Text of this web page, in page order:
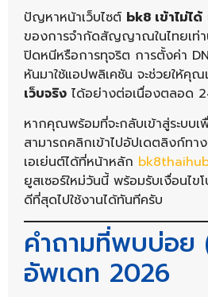
ปัญหาหน้าเว็บไซต์ bk8 เข้าไม่ได้
ของการจำกัดสัญญาณในไทยเท่า
ปิดหนีหรือการทุจริต การตั้งค่า
หันมาใช้แอปพลิเคชัน จะช่วยให้คุณ
เว็บจริง ได้อย่างต่อเนื่องตลอด
หากคุณพร้อมที่จะกลับเข้าสู่ระบบเ
สามารถคลิกเข้าไปอัปเดตลิงก์ทา
เอเย่นต์ได้ที่หน้าหลัก
ยูสเซอร์ใหม่วันนี้ พร้อมรับเงื่อนไข
ดีที่สุดไปใช้งานได้ทันทีครับ
คำถามที่พบบ่อย
อัพเดท 2026